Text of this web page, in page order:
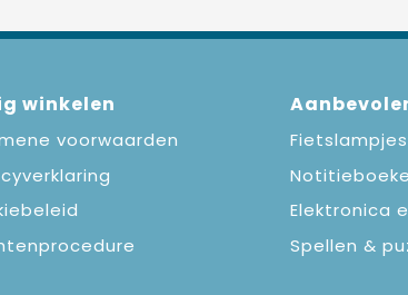
winkelen
voorwaarden
Fietslampjes
Elektronica
Spellen &